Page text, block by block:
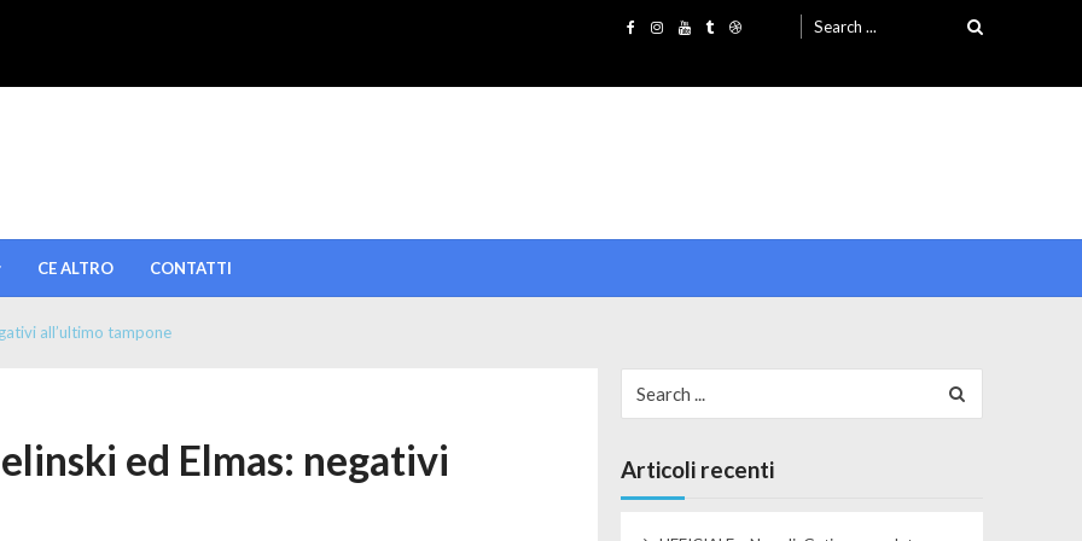
Search for:
CE ALTRO CONTATTI
all’ultimo tampone
ed Elmas: negativi
Articoli recenti